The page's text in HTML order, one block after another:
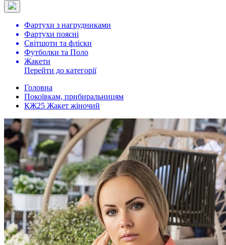
Фартухи з нагрудниками
Фартухи поясні
Світшоти та фліски
Футболки та Поло
Жакети
Перейти до категорії
Головна
Покоївкам, прибиральницям
КЖ25 Жакет жіночий